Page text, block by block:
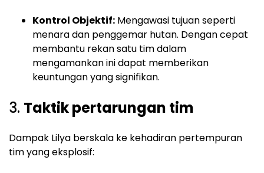
Kontrol Objektif: Mengawasi tujuan seperti
menara dan penggemar hutan. Dengan cepat
membantu rekan satu tim dalam
mengamankan ini dapat memberikan
keuntungan yang signifikan.
3. Taktik pertarungan tim
Dampak Lilya berskala ke kehadiran pertempuran
tim yang eksplosif: